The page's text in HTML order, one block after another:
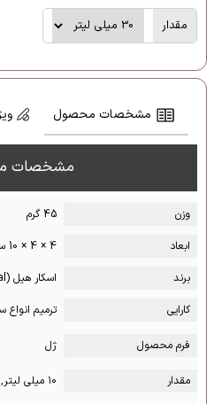
مقدار
مشخصات محصول
مشخصات
وزن
45 گرم
ابعاد
4 × 4 × 10 سانتیمتر
برند
اسکار هیل (Scar Heal)
کارایی
ترمیم
فرم محصول ژل
مقدار ۱۰ میلی لیتر, ۳۰ میلی لیتر